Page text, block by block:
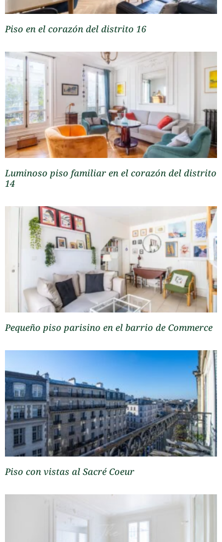
Piso en el corazón del distrito 16
Luminoso piso familiar en el corazón del distrito
14
Pequeño piso parisino en el barrio de Commerce
Piso con vistas al Sacré Coeur